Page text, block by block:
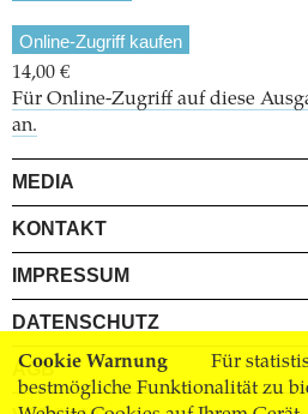
Cookie Warnung
Für
bestmögliche Funktionalität zu
Online-Zugriff kaufen
14,00 €
Für Online-Zugriff auf diese
an.
MEDIA
KONTAKT
IMPRESSUM
DATENSCHUTZ
AGB